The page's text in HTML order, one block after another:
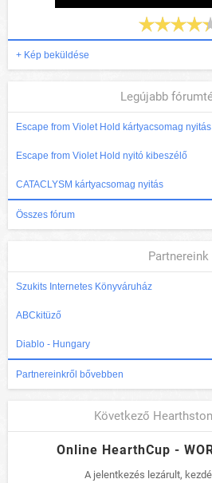
+ Kép beküldése
Legújabb
Escape from Violet Hold kártyacsomag nyitás
Escape from Violet Hold nyitó kibeszélő
CATACLYSM kártyacsomag nyitás
Összes fórum
Partnereink
Szukits Internetes Könyváruház
ABCkitüző
Diablo - Hungary
Partnereinkről bővebben
Következő
Online HearthCup -
A jelentkezés lezárult,